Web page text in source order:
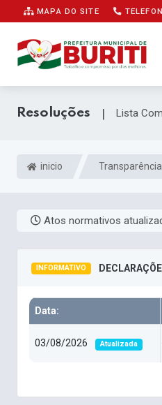
MAPA DO SITE
Resoluções | Lista
inicio Transparência
Atos normativos
INFORMATIVO
Data:
03/08/2026 Atualizada